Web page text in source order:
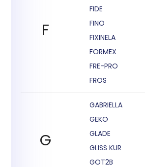
F
FIDE
FINO
FIXINELA
FORMEX
FRE-PRO
FROS
G
GABRIELLA
GEKO
GLADE
GLISS KUR
GOT2B